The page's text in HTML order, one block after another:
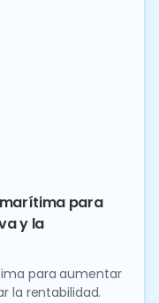
para
y la
para aumentar
la rentabilidad.